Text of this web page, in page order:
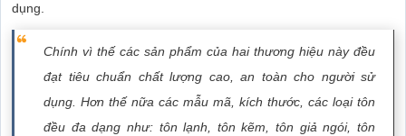
dụng.
Chính vì thế các sản phẩm của hai thương hiệu này đều
đạt tiêu chuẩn chất lượng cao, an toàn cho người sử
dụng. Hơn thế nữa các mẫu mã, kích thước, các loại tôn
đều đa dạng như: tôn lạnh, tôn kẽm, tôn giả ngói, tôn